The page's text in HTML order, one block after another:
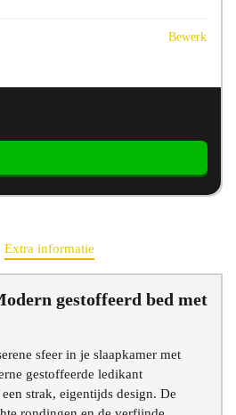
Bewerk
Extra informatie
gestoffeerd bed met
sfeer in je slaapkamer met
gestoffeerde ledikant
strak, eigentijds design. De